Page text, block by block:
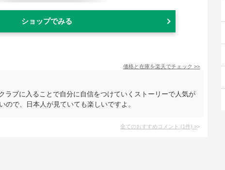
ショップでみる
価格と在庫を楽天でチェック >>
ラブに入ることで自分に自信をつけていくストーリーで人気が
ので、日本人が見ていても楽しいですよ。
全てのおすすめコメント (1件) >